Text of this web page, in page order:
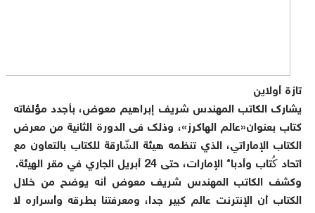
تازة أولاين
يشارك الكاتب المهندس شريف إبراهيم معوض، بأجدد مؤلفاته
كتاب بعنوان«عالم الهاكرز»، وذلك فى الدورة الثانية من معرض
الكتاب الإماراتي، الذي تنظمه هيئة الشّارقة للكتاب بالتعاون مع
اتحاد كُتاب وأدباء الإمارات، حتى 24 أبريل الجاري في مقر الهيئة.
وكشف الكاتب المهندس شريف معوض أنه يوضح من خلال
الكتاب أن الإنترنت عالم كبير جدا، ومعرفتنا بطرقه وأسراره لا